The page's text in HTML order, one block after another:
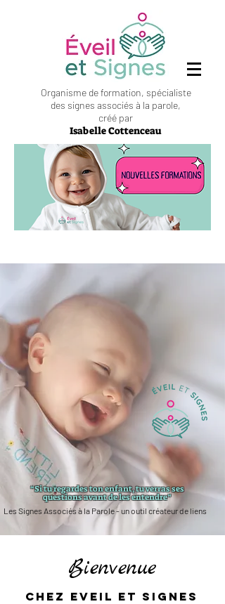
Organisme de formation, spécialiste
des signes associés à la parole,
créé par
Isabelle Cottenceau
“Si tu regardes ton enfant, tu verras ses
questions avant de les entendre”
Les Signes Associés à la Parole - un outil créateur de liens
Bienvenue
Chez Eveil et signes